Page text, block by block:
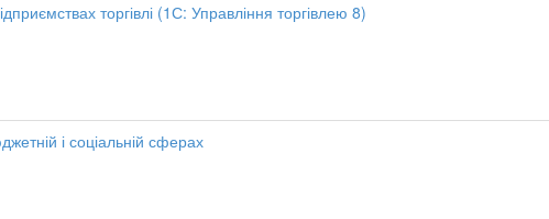
торгівлі (1С: Управління торгівлею 8)
і соціальній сферах